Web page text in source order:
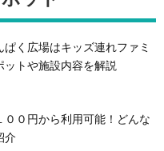
ぱく広場はキッズ連れファミ
ットや施設内容を解説
０円から利用可能！どんな
介